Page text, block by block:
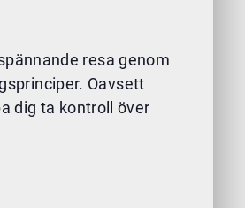
resa genom
Oavsett
dig ta kontroll över